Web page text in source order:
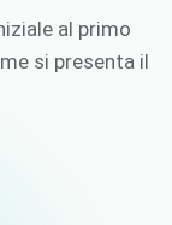
al primo
si presenta il